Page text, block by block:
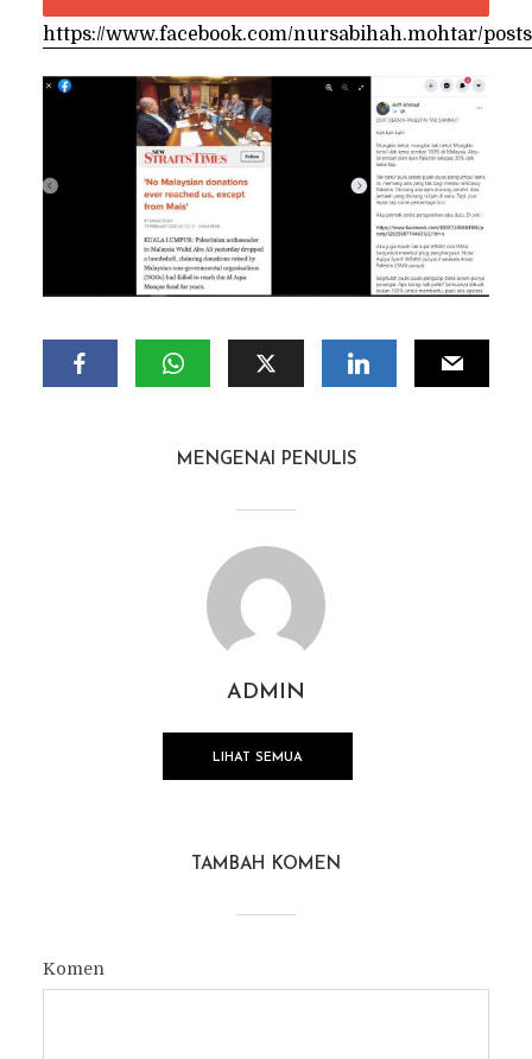
https://www.facebook.com/nursabihah.mohtar/
MENGENAI PENULIS
ADMIN
LIHAT SEMUA
TAMBAH KOMEN
Komen